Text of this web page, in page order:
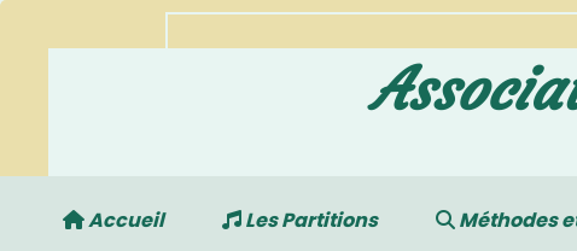
Accueil Les Partitions Méthodes